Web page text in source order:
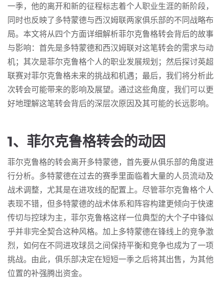
一季，他的离开和新的征程标志着个人职业生涯的新阶段，
同时也反映了多特蒙德与西汉姆联两家俱乐部的不同战略布
局。本文将从四个方面详细解析菲尔克鲁格转会背后的故事
与影响：首先是多特蒙德和西汉姆联对这笔转会的需求与动
机；其次是菲尔克鲁格个人的职业发展规划；然后探讨英超
联赛对菲尔克鲁格未来的挑战和机遇；最后，我们将分析此
次转会可能带来的影响及展望。通过这些角度，我们可以更
好地理解这笔转会背后的深层次原因及其可能的长远影响。
1、菲尔克鲁格转会的动因
菲尔克鲁格的转会离开多特蒙德，首先要从俱乐部的角度进
行分析。多特蒙德在过去的赛季里面临着大量的人员流动及
战术调整，尤其是在进攻线的配置上。尽管菲尔克鲁格个人
表现不错，但多特蒙德的战术体系和阵容构建更倾向于快速
传切与控球为主，菲尔克鲁格这样一位典型的大个子中锋似
乎并非完全契合这种风格。加上多特蒙德在锋线上的竞争激
烈，如何在不同进攻球员之间保持平衡和竞争也成为了一项
挑战。由此，俱乐部决定在短短一季之后将其出售，为其他
位置的补强腾出资金。